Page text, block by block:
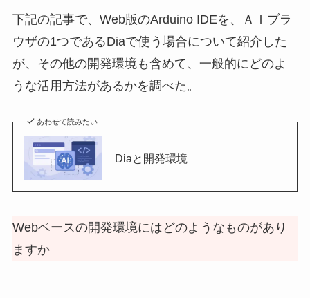
下記の記事で、Web版のArduino IDEを、ＡＩブラ
ウザの1つであるDiaで使う場合について紹介した
が、その他の開発環境も含めて、一般的にどのよ
うな活用方法があるかを調べた。
あわせて読みたい
Diaと開発環境
Webベースの開発環境にはどのようなものがあり
ますか